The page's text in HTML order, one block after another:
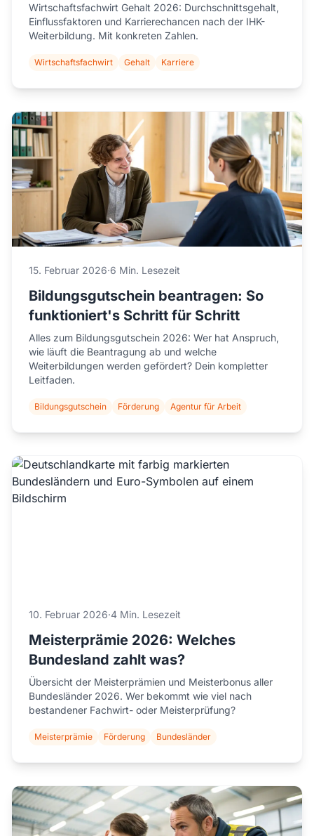
Wirtschaftsfachwirt Gehalt 2026: Durchschnittsgehalt,
Einflussfaktoren und Karrierechancen nach der IHK-
Weiterbildung. Mit konkreten Zahlen.
Wirtschaftsfachwirt Gehalt Karriere
15. Februar 2026·6 Min. Lesezeit
Bildungsgutschein beantragen: So
funktioniert's Schritt für Schritt
Alles zum Bildungsgutschein 2026: Wer hat Anspruch,
wie läuft die Beantragung ab und welche
Weiterbildungen werden gefördert? Dein kompletter
Leitfaden.
Bildungsgutschein Förderung Agentur für Arbeit
10. Februar 2026·4 Min. Lesezeit
Meisterprämie 2026: Welches
Bundesland zahlt was?
Übersicht der Meisterprämien und Meisterbonus aller
Bundesländer 2026. Wer bekommt wie viel nach
bestandener Fachwirt- oder Meisterprüfung?
Meisterprämie Förderung Bundesländer